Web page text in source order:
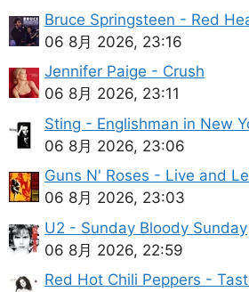
Bruce Springsteen - Red
06 8月 2026, 23:16
Jennifer Paige - Crush
06 8月 2026, 23:11
Sting - Englishman in New
06 8月 2026, 23:06
Guns N' Roses - Live and
06 8月 2026, 23:03
U2 - Sunday Bloody Sunday
06 8月 2026, 22:59
Red Hot Chili Peppers -